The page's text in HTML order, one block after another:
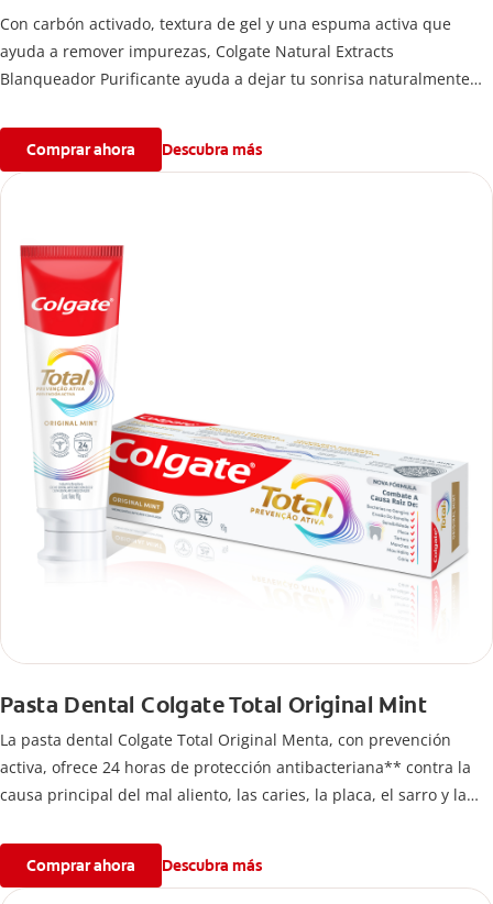
Con carbón activado, textura de gel y una espuma activa que
ayuda a remover impurezas, Colgate Natural Extracts
Blanqueador Purificante ayuda a dejar tu sonrisa naturalmente
Comprar ahora Descubra más
Pasta Dental Colgate Total Original Mint
La pasta dental Colgate Total Original Menta, con prevención
activa, ofrece 24 horas de protección antibacteriana** contra la
causa principal del mal aliento, las caries, la placa, el sarro y la
Comprar ahora Descubra más